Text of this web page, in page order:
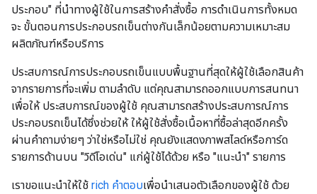
ประกอบ" ที่นำทางผู้ใช้ในการสร้างคำสั่งซื้อ การดำเนินการทั้งหมด
จะ ขั้นตอนการประกอบรถเข็นต่างกันเล็กน้อยตามความเหมาะสม
ผลิตภัณฑ์หรือบริการ
ประสบการณ์การประกอบรถเข็นแบบพื้นฐานที่สุดให้ผู้ใช้เลือกสินค้า
จากรายการที่จะเพิ่ม ตามลำดับ แต่คุณสามารถออกแบบการสนทนา
เพื่อให้ ประสบการณ์ของผู้ใช้ คุณสามารถสร้างประสบการณ์การ
ประกอบรถเข็นได้ซึ่งช่วยให้ ให้ผู้ใช้สั่งซื้อเนื้อหาที่ซื้อล่าสุดอีกครั้ง
ผ่านคำถามง่ายๆ ว่าใช่หรือไม่ใช่ คุณยังแสดงภาพสไลด์หรือการ์ด
รายการด้านบน "วิดีโอเด่น" แก่ผู้ใช้ได้ด้วย หรือ "แนะนำ" รายการ
เราขอแนะนำให้ใช้ rich คำตอบเพื่อนำเสนอตัวเลือกของผู้ใช้ ด้วย